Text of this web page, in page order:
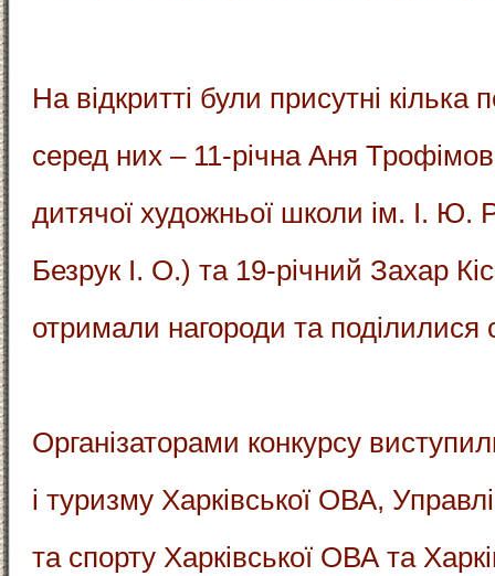
На відкритті були присутні кілька
серед них – 11-річна Аня
дитячої художньої школи ім. І.
Безрук І. О.) та 19-річний Захар
отримали нагороди та
Організаторами конкурсу
і туризму Харківської ОВА,
та спорту Харківської ОВА та